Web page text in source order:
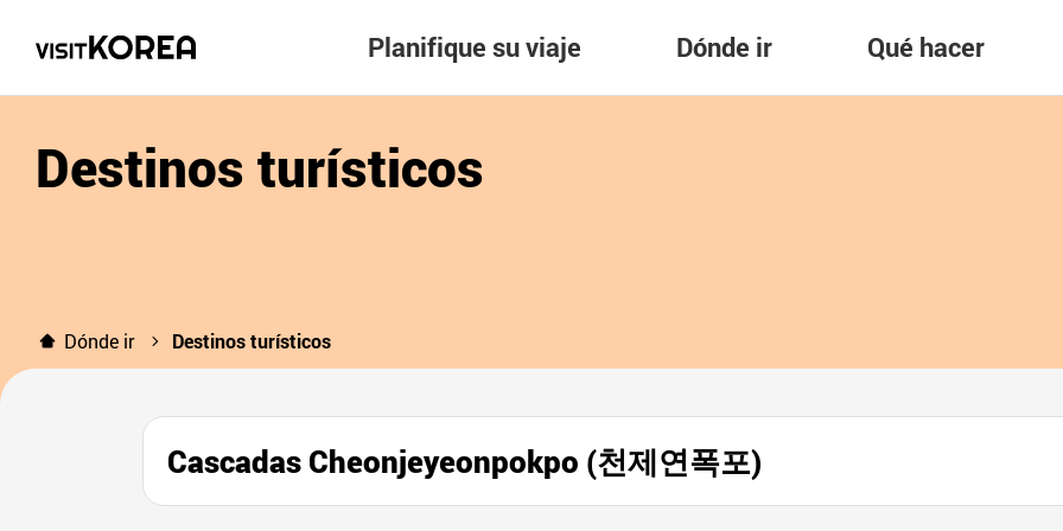
Planifique su viaje Dónde ir Qué hacer
Destinos turísticos
Dónde ir Destinos turísticos
Cascadas Cheonjeyeonpokpo (천제연폭포)